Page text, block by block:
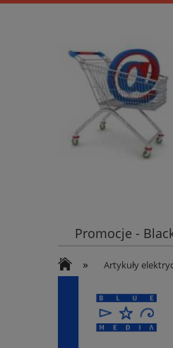
Promocje -
Koszt wysyłki
» Artykuły